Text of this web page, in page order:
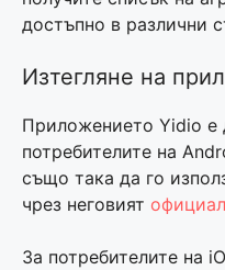
достъпно в различни
Изтегляне на
Приложението Yidio е
потребителите на
също така да го
чрез неговият
За потребителите на